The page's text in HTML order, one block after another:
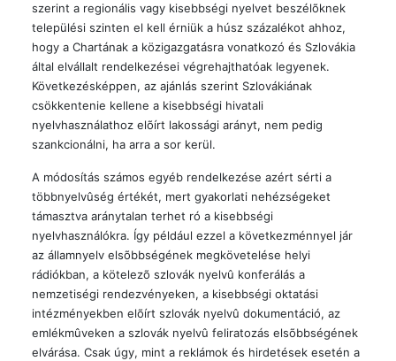
szerint a regionális vagy kisebbségi nyelvet beszélõknek
települési szinten el kell érniük a húsz százalékot ahhoz,
hogy a Chartának a közigazgatásra vonatkozó és Szlovákia
által elvállalt rendelkezései végrehajthatóak legyenek.
Következésképpen, az ajánlás szerint Szlovákiának
csökkentenie kellene a kisebbségi hivatali
nyelvhasználathoz elõírt lakossági arányt, nem pedig
szankcionálni, ha arra a sor kerül.
A módosítás számos egyéb rendelkezése azért sérti a
többnyelvûség értékét, mert gyakorlati nehézségeket
támasztva aránytalan terhet ró a kisebbségi
nyelvhasználókra. Így például ezzel a következménnyel jár
az államnyelv elsõbbségének megkövetelése helyi
rádiókban, a kötelezõ szlovák nyelvû konferálás a
nemzetiségi rendezvényeken, a kisebbségi oktatási
intézményekben elõírt szlovák nyelvû dokumentáció, az
emlékmûveken a szlovák nyelvû feliratozás elsõbbségének
elvárása. Csak úgy, mint a reklámok és hirdetések esetén a